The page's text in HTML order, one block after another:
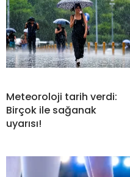
Meteoroloji tarih verdi:
Birçok ile sağanak
uyarısı!